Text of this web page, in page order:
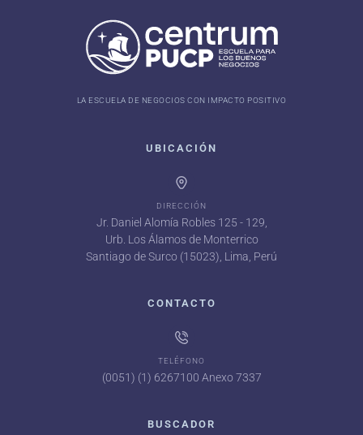
LA ESCUELA DE NEGOCIOS CON IMPACTO POSITIVO
UBICACIÓN
DIRECCIÓN
Jr. Daniel Alomía Robles 125 - 129,
Urb. Los Álamos de Monterrico
Santiago de Surco (15023), Lima, Perú
CONTACTO
TELÉFONO
(0051) (1) 6267100 Anexo 7337
BUSCADOR